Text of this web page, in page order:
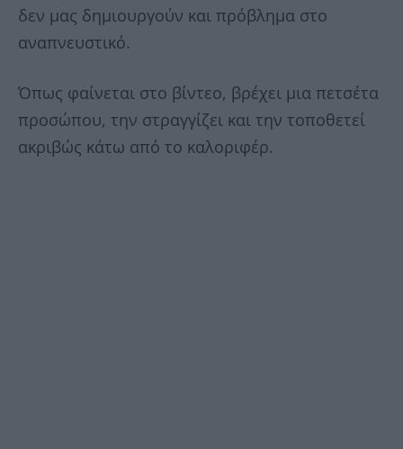
δεν μας δημιουργούν και πρόβλημα στο
αναπνευστικό.
Όπως φαίνεται στο βίντεο, βρέχει μια πετσέτα
προσώπου, την στραγγίζει και την τοποθετεί
ακριβώς κάτω από το καλοριφέρ.